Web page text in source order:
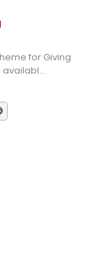
for Giving
availabl…